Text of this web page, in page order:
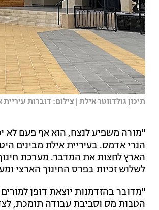
תיכון גולדווטר אילת | צילום: דוברות עיריית
"מורה משפיע לנצח, הוא אף פעם לא
הנרי אדמס. בעיריית אילת מבינים
הארץ לחצות את המדבר. מערכת
לשלוש זכיות בפרס החינוך הארצי
"מדובר בהזדמנות יוצאת דופן
הטבות מס וסביבת עבודה תומכת,